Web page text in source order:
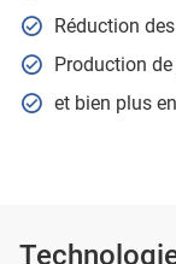
Réduction
Production
et bien plus